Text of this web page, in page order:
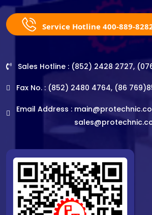
Service Hotline 400-889-
Sales Hotline : (852) 2428 2727,
Fax No. : (852) 2480 4764, (86
Email Address :